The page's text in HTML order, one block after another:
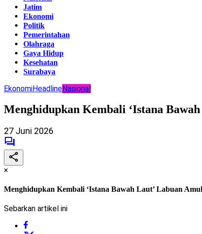
Jatim
Ekonomi
Politik
Pemerintahan
Olahraga
Gaya Hidup
Kesehatan
Surabaya
EkonomiHeadlineNasional
Menghidupkan Kembali ‘Istana
27 Juni 2026
×
Menghidupkan Kembali ‘Istana Bawah Laut’ Labuan
Sebarkan artikel ini